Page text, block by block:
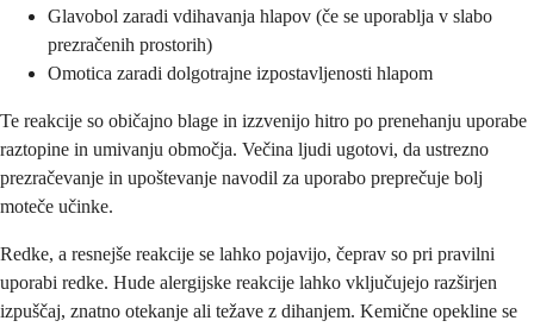
Glavobol zaradi vdihavanja hlapov (če se uporablja v slabo
prezračenih prostorih)
Omotica zaradi dolgotrajne izpostavljenosti hlapom
Te reakcije so običajno blage in izzvenijo hitro po prenehanju uporabe
raztopine in umivanju območja. Večina ljudi ugotovi, da ustrezno
prezračevanje in upoštevanje navodil za uporabo preprečuje bolj
moteče učinke.
Redke, a resnejše reakcije se lahko pojavijo, čeprav so pri pravilni
uporabi redke. Hude alergijske reakcije lahko vključujejo razširjen
izpuščaj, znatno otekanje ali težave z dihanjem. Kemične opekline se